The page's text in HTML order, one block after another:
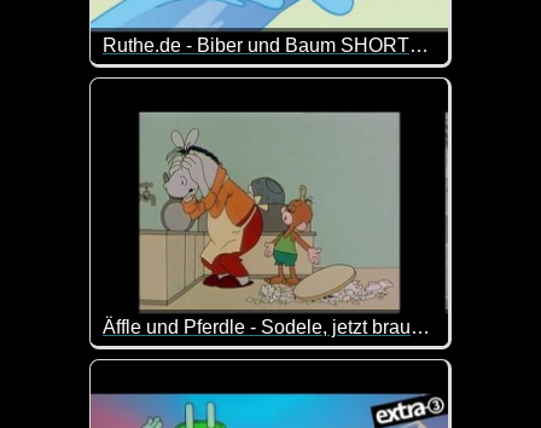
Ruthe.de - Biber und Baum SHORTS: "Am Strand"
Der Biber hat mal wieder einen neuen "Plan",
Äffle und Pferdle - Sodele, jetzt brauchsch nimme abspühla
Für alle Nicht-Schwaben heißt das übersetzt: